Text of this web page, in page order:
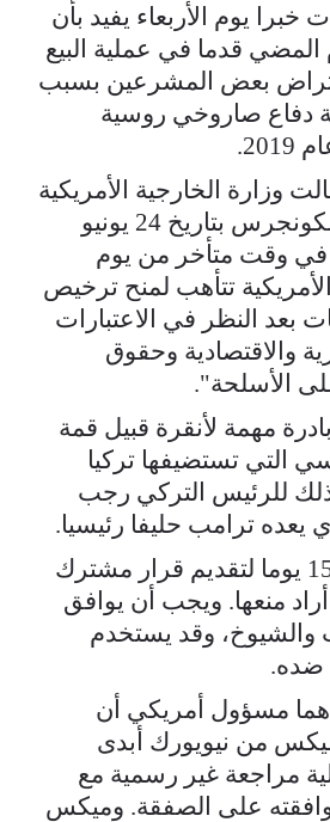
خبرا يوم الأربعاء يفيد بأن
المضي قدما في عملية البيع
بعض المشرعين بسبب
دفاع صاروخي روسية
وزارة الخارجية الأمريكية
في إخطارها إلى الكونجرس بتاريخ 24 يونيو
وقت ​متأخر من يوم
الأمريكية تتأهب لمنح ترخيص
بعد النظر في ​الاعتبارات
والاقتصادية وحقوق
الأسلحة".
مهمة ⁠لأنقرة قبيل قمة
التي تستضيفها تركيا
للرئيس التركي رجب
يعده ترامب حليفا رئيسيا.
وأمام الكونجرس 15 ​يوما لتقديم قرار مشترك
منعها. ويجب أن يوافق
والشيوخ، وقد يستخدم
ضده.
مسؤول أمريكي أن
من نيويورك أبدى
مراجعة غير رسمية ​مع
موافقته على الصفقة. وميكس